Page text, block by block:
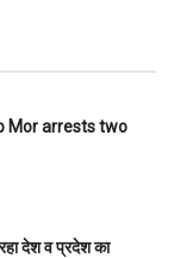
Mor arrests two
देश व प्रदेश का